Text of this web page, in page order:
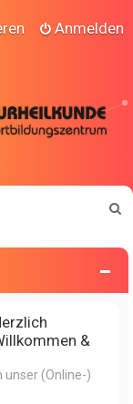
Anmelden
c
&
unser (Online-)